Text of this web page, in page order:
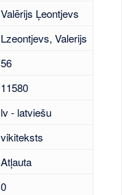
Valērijs Ļeontjevs
Lzeontjevs, Valerijs
56
11580
lv - latviešu
vikiteksts
Atļauta
0